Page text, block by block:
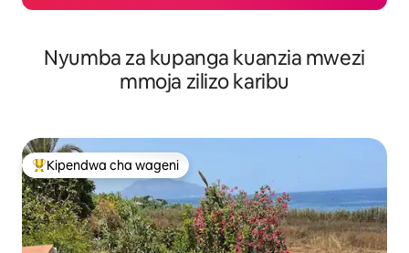
Nyumba za kupanga kuanzia mwezi
mmoja zilizo karibu
Kipendwa maarufu cha wageni
Kipendwa cha wageni